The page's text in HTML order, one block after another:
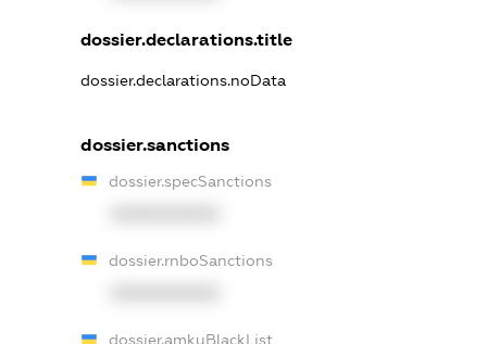
dossier.declarations.title
dossier.declarations.noData
dossier.sanctions
dossier.specSanctions
dossier.rnboSanctions
dossier.amkuBlackList